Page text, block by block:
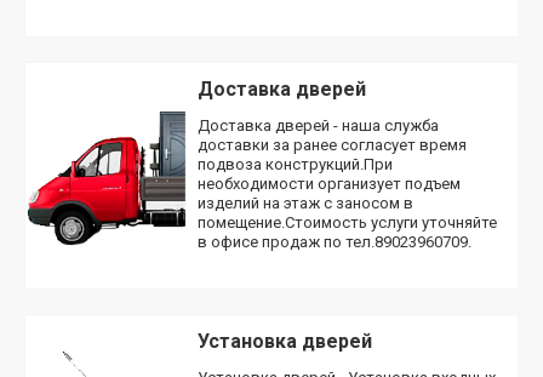
Доставка дверей
Доставка дверей - наша служба
доставки за ранее согласует время
подвоза конструкций.При
необходимости организует подъем
изделий на этаж с заносом в
помещение.Стоимость услуги уточняйте
в офисе продаж по тел.89023960709.
Установка дверей